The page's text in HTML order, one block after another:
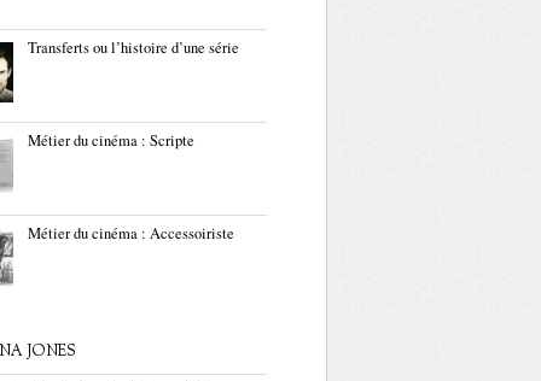
Transferts ou l’histoire d’une série
Métier du cinéma : Scripte
Métier du cinéma : Accessoiriste
JONES